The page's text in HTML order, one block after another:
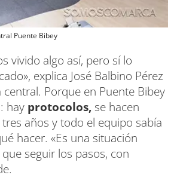
Puente Bibey
vivido algo así, pero sí lo
explica José Balbino Pérez
central. Porque en Puente Bibey
hay protocolos, se hacen
años y todo el equipo sabía
hacer. «Es una situación
seguir los pasos, con